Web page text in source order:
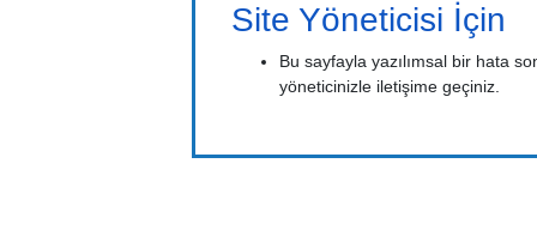
Site Yöneticisi İçin
Bu sayfayla yazılımsal bir hata
yöneticinizle iletişime geçiniz.